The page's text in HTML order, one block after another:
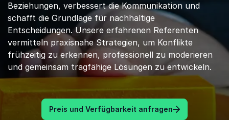
Beziehungen, verbessert die Kommunikation und
schafft die Grundlage für nachhaltige
Entscheidungen. Unsere erfahrenen Referenten
vermitteln praxisnahe Strategien, um Konflikte
frühzeitig zu erkennen, professionell zu moderieren
und gemeinsam tragfähige Lösungen zu entwickeln.
Preis und Verfügbarkeit anfragen